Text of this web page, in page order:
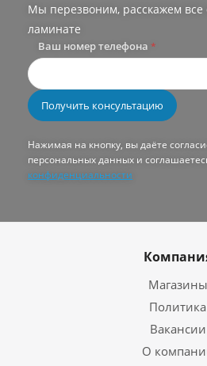
Мы перезвоним, расскажем все
ламинате
Ваш номер телефона *
Нажимая на кнопку, вы даёте
персональных данных и
конфиденциальности
Магазины
Политика
Вакансии
О